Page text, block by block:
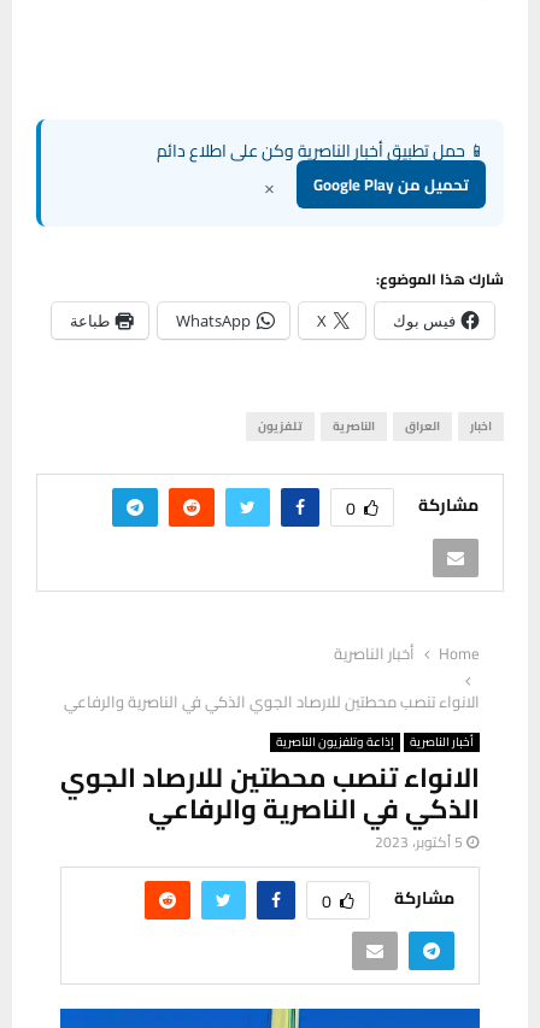
📱 حمل تطبيق أخبار الناصرية وكن على اطلاع دائم
تحميل من Google Play ×
شارك هذا الموضوع:
فيس بوك X
WhatsApp طباعة
اخبار العراق الناصرية تلفزيون
مشاركة 0
Home
أخبار الناصرية
الانواء تنصب محطتين للارصاد الجوي الذكي في الناصرية والرفاعي
أخبار الناصرية إذاعة وتلفزيون الناصرية
الانواء تنصب محطتين للارصاد الجوي
الذكي في الناصرية والرفاعي
5 أكتوبر، 2023
مشاركة 0